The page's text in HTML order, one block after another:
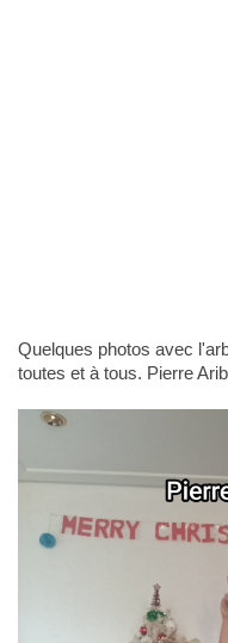
Quelques photos avec
toutes et à tous. Pierre